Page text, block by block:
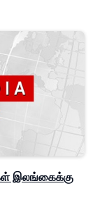
இலங்கைக்கு